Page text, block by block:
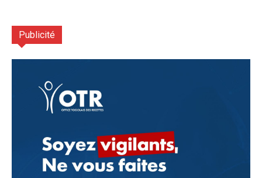
Publicité